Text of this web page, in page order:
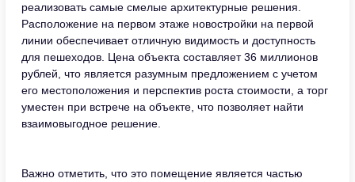
реализовать самые смелые архитектурные решения.
Расположение на первом этаже новостройки на первой
линии обеспечивает отличную видимость и доступность
для пешеходов. Цена объекта составляет 36 миллионов
рублей, что является разумным предложением с учетом
его местоположения и перспектив роста стоимости, а торг
уместен при встрече на объекте, что позволяет найти
взаимовыгодное решение.
Важно отметить, что это помещение является частью